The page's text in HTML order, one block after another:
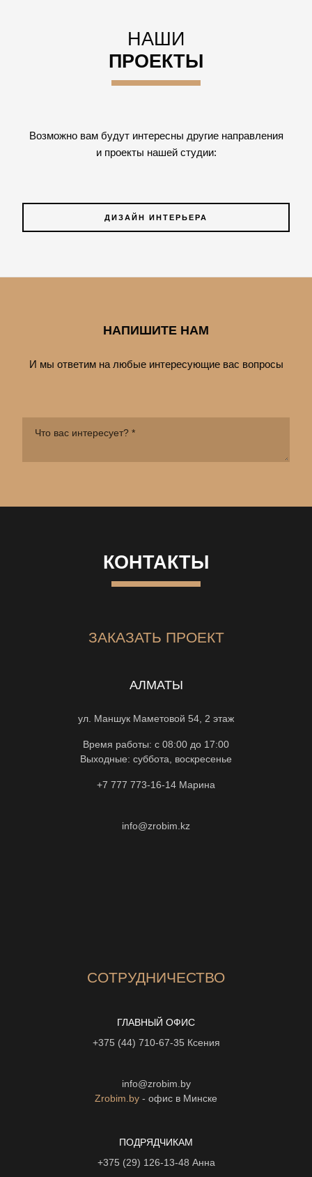
НАШИ
ПРОЕКТЫ
Возможно вам будут интересны другие направления
и проекты нашей студии:
ДИЗАЙН ИНТЕРЬЕРА
НАПИШИТЕ НАМ
И мы ответим на любые интересующие вас вопросы
КОНТАКТЫ
ЗАКАЗАТЬ ПРОЕКТ
АЛМАТЫ
ул. Маншук Маметовой 54, 2 этаж
Время работы: с 08:00 до 17:00
Выходные: суббота, воскресенье
+7 777 773-16-14 Марина
info@zrobim.kz
СОТРУДНИЧЕСТВО
ГЛАВНЫЙ ОФИС
+375 (44) 710-67-35 Ксения
info@zrobim.by
Zrobim.by - офис в Минске
ПОДРЯДЧИКАМ
+375 (29) 126-13-48 Анна